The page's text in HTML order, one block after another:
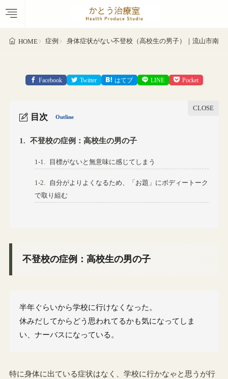
HOME 症例 身体症状がない不登校（高校生の男子）｜流山市南流
Facebook Twitter はてブ LINE Pocket
目次 Outline
1. 不登校の症例：高校生の男の子
1-1. 目標がないと無意味に感じてしまう
1-2.
自分がよりよくなるため、「お題」にボディートーク
で取り組む
不登校の症例：高校生の男の子
半年ぐらいから学校に行けなくなった。
休みだしてからどう思われてるかも気になってしま
い、ナーバスになっている。
特に身体に出ている症状はなく、学校に行かなゃと思うが行